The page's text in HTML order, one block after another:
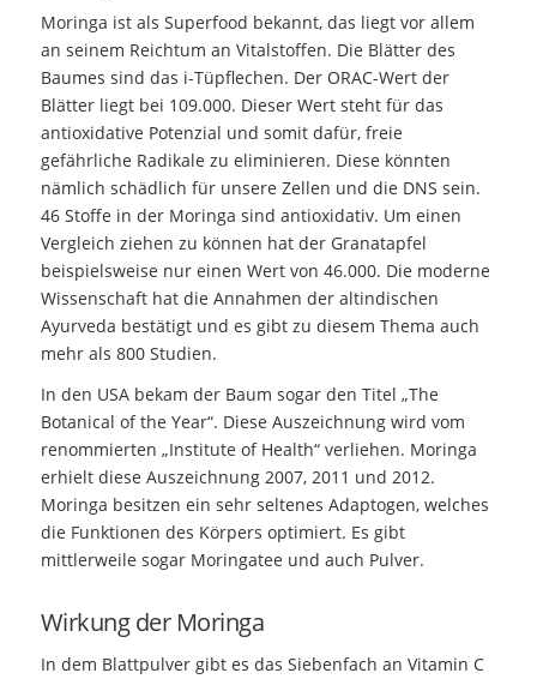
Moringa ist als Superfood bekannt, das liegt vor allem
an seinem Reichtum an Vitalstoffen. Die Blätter des
Baumes sind das i-Tüpflechen. Der ORAC-Wert der
Blätter liegt bei 109.000. Dieser Wert steht für das
antioxidative Potenzial und somit dafür, freie
gefährliche Radikale zu eliminieren. Diese könnten
nämlich schädlich für unsere Zellen und die DNS sein.
46 Stoffe in der Moringa sind antioxidativ. Um einen
Vergleich ziehen zu können hat der Granatapfel
beispielsweise nur einen Wert von 46.000. Die moderne
Wissenschaft hat die Annahmen der altindischen
Ayurveda bestätigt und es gibt zu diesem Thema auch
mehr als 800 Studien.
In den USA bekam der Baum sogar den Titel „The
Botanical of the Year“. Diese Auszeichnung wird vom
renommierten „Institute of Health“ verliehen. Moringa
erhielt diese Auszeichnung 2007, 2011 und 2012.
Moringa besitzen ein sehr seltenes Adaptogen, welches
die Funktionen des Körpers optimiert. Es gibt
mittlerweile sogar Moringatee und auch Pulver.
Wirkung der Moringa
In dem Blattpulver gibt es das Siebenfach an Vitamin C